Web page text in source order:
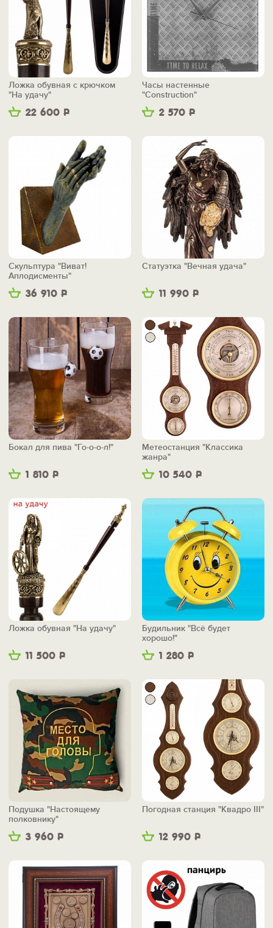
22 600 Р
Ложка обувная с крючком
"На удачу"
2 570 Р
Часы настенные
"Construction"
36 910 Р
Скульптура "Виват!
Аплодисменты"
11 990 Р
Статуэтка "Вечная удача"
1 810 Р
Бокал для пива "Го-о-о-л!"
10 540 Р
Метеостанция "Классика
жанра"
11 500 Р
Ложка обувная "На удачу"
1 280 Р
Будильник "Всё будет
хорошо!"
3 960 Р
Подушка "Настоящему
полковнику"
12 990 Р
Погодная станция "Квадро III"